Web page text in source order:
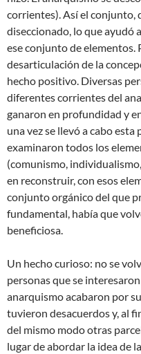
corrientes). Así el conjunto,
diseccionado, lo que ayudó
ese conjunto de elementos.
desarticulación de la
hecho positivo. Diversas
diferentes corrientes del
ganaron en profundidad y
una vez se llevó a cabo
examinaron todos los
(comunismo,
en reconstruir, con esos
conjunto orgánico del que
fundamental, había que
beneficiosa.
Un hecho curioso: no se
personas que se
anarquismo acabaron por
tuvieron desacuerdos y, al
del mismo modo otras
lugar de abordar la idea de